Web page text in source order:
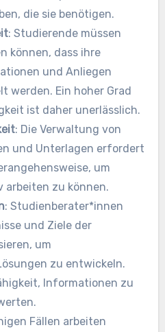
die sie benötigen.
: Studierende müssen
können, dass ihre
und Anliegen
werden. Ein hoher Grad
ist daher unerlässlich.
: Die Verwaltung von
und Unterlagen erfordert
um
zu können.
: Studienberater*innen
und Ziele der
um
zu entwickeln.
Informationen zu
Fällen arbeiten